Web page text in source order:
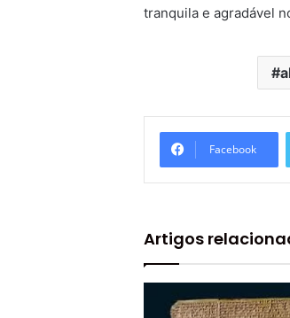
tranquila e agradável
Facebook
Artigos